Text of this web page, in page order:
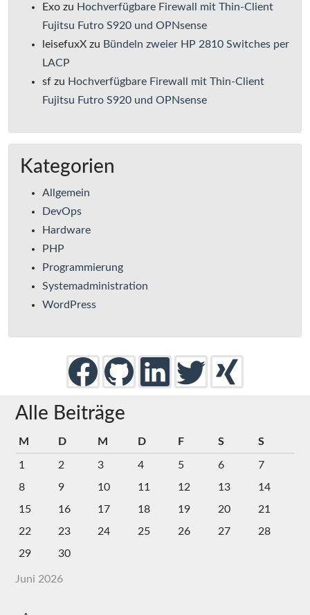
Exo zu Hochverfügbare Firewall mit Thin-Client
Fujitsu Futro S920 und OPNsense
leisefuxX zu Bündeln zweier HP 2810 Switches per
LACP
sf zu Hochverfügbare Firewall mit Thin-Client
Fujitsu Futro S920 und OPNsense
Kategorien
Allgemein
DevOps
Hardware
PHP
Programmierung
Systemadministration
WordPress
Alle Beiträge
Juni 2026
M D M D F S S
1 2 3 4 5 6
7
8
9 10 11 12 13
14
15
16 17 18 19 20
21
22
23 24 25 26 27
28
29
30